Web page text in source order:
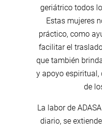
geriátrico todos
Estas mujeres
práctico, como
facilitar el
que también
y apoyo espiritual,
de
La labor de
diario, se